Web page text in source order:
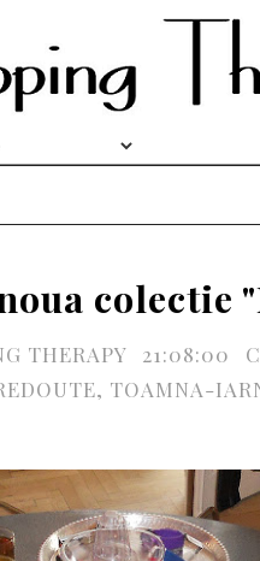
colectie
THERAPY 21:08:00
, TOAMNA-